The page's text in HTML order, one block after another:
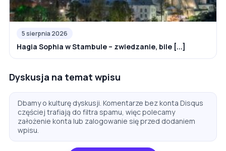
5 sierpnia 2026
Hagia Sophia w Stambule – zwiedzanie, bile [...]
Dyskusja na temat wpisu
Dbamy o kulturę dyskusji. Komentarze bez konta Disqus
częściej trafiają do filtra spamu, więc polecamy
założenie konta lub zalogowanie się przed dodaniem
wpisu.